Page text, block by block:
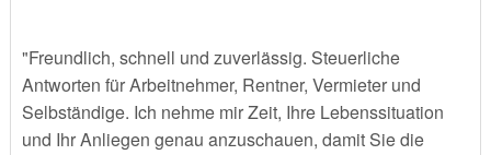
"Freundlich, schnell und zuverlässig. Steuerliche
Antworten für Arbeitnehmer, Rentner, Vermieter und
Selbständige. Ich nehme mir Zeit, Ihre Lebenssituation
und Ihr Anliegen genau anzuschauen, damit Sie die